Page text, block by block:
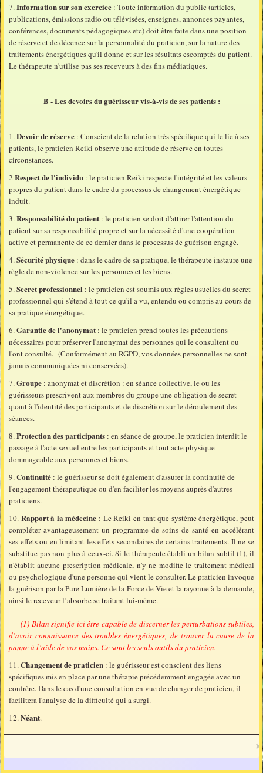
7.Information sur son exercice : Toute information du public (articles,
publications, émissions radio ou télévisées, enseignes, annonces payantes,
conférences, documents pédagogiques etc) doit être faite dans une position
de réserve et de décence sur la personnalité du praticien, sur la nature des
traitements énergétiques qu'il donne et sur les résultats escomptés du patient.
Le thérapeute n'utilise pas ses receveurs à des fins médiatiques.
B - Les devoirs du guérisseur vis-à-vis de ses patients :
1.Devoir de réserve : Conscient de la relation très spécifique qui le lie à ses
patients, le praticien Reiki observe une attitude de réserve en toutes
circonstances.
2 Respect de l'individu : le praticien Reiki respecte l'intégrité et les valeurs
propres du patient dans le cadre du processus de changement énergétique
induit.
3.Responsabilité du patient : le praticien se doit d'attirer l'attention du
patient sur sa responsabilité propre et sur la nécessité d'une coopération
active et permanente de ce dernier dans le processus de guérison engagé.
4.Sécurité physique : dans le cadre de sa pratique, le thérapeute instaure une
règle de non-violence sur les personnes et les biens.
5.Secret professionnel : le praticien est soumis aux règles usuelles du secret
professionnel qui s'étend à tout ce qu'il a vu, entendu ou compris au cours de
sa pratique énergétique.
6.Garantie de l'anonymat : le praticien prend toutes les précautions
nécessaires pour préserver l'anonymat des personnes qui le consultent ou
l'ont consulté. (Conformément au RGPD, vos données personnelles ne sont
jamais communiquées ni conservées).
7.Groupe : anonymat et discrétion : en séance collective, le ou les
guérisseurs prescrivent aux membres du groupe une obligation de secret
quant à l'identité des participants et de discrétion sur le déroulement des
séances.
8.Protection des participants : en séance de groupe, le praticien interdit le
passage à l'acte sexuel entre les participants et tout acte physique
dommageable aux personnes et biens.
9.Continuité : le guérisseur se doit également d'assurer la continuité de
l'engagement thérapeutique ou d'en faciliter les moyens auprès d'autres
praticiens.
10. Rapport à la médecine : Le Reiki en tant que système énergétique, peut
compléter avantageusement un programme de soins de santé en accélérant
ses effets ou en limitant les effets secondaires de certains traitements. Il ne se
substitue pas non plus à ceux-ci. Si le thérapeute établi un bilan subtil (1), il
n'établit aucune prescription médicale, n’y ne modifie le traitement médical
ou psychologique d'une personne qui vient le consulter. Le praticien invoque
la guérison par la Pure Lumière de la Force de Vie et la rayonne à la demande,
ainsi le receveur l’absorbe se traitant lui-même.
(1) Bilan signifie ici être capable de discerner les perturbations subtiles,
d’avoir connaissance des troubles énergétiques, de trouver la cause de la
panne à l’aide de vos mains. Ce sont les seuls outils du praticien.
11.Changement de praticien : le guérisseur est conscient des liens
spécifiques mis en place par une thérapie précédemment engagée avec un
confrère. Dans le cas d'une consultation en vue de changer de praticien, il
facilitera l'analyse de la difficulté qui a surgi.
12.Néant.
×